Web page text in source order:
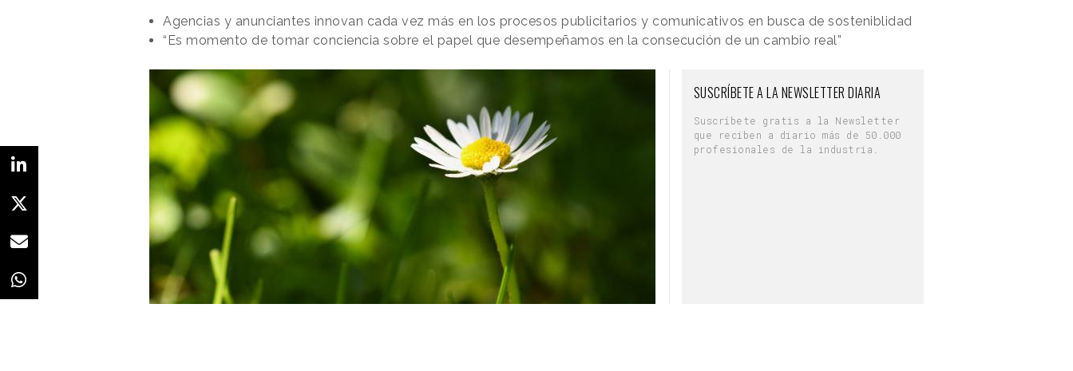
Agencias y anunciantes innovan cada vez más en los procesos publicitarios y comunicativos en busca de sosteniblidad
“Es momento de tomar conciencia sobre el papel que desempeñamos en la consecución de un cambio real”
SUSCRÍBETE A LA NEWSLETTER DIARIA
Suscríbete gratis a la Newsletter
que reciben a diario más de 50.000
profesionales de la industria.